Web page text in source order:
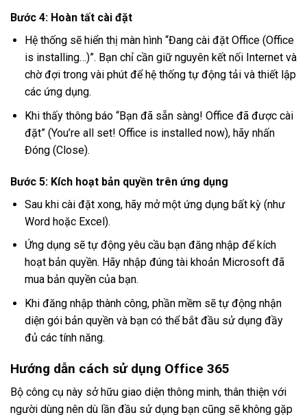
Bước 4: Hoàn tất cài đặt
Hệ thống sẽ hiển thị màn hình “Đang cài đặt Office (Office
is installing…)”. Bạn chỉ cần giữ nguyên kết nối Internet và
chờ đợi trong vài phút để hệ thống tự động tải và thiết lập
các ứng dụng.
Khi thấy thông báo “Bạn đã sẵn sàng! Office đã được cài
đặt” (You’re all set! Office is installed now), hãy nhấn
Đóng (Close).
Bước 5: Kích hoạt bản quyền trên ứng dụng
Sau khi cài đặt xong, hãy mở một ứng dụng bất kỳ (như
Word hoặc Excel).
Ứng dụng sẽ tự động yêu cầu bạn đăng nhập để kích
hoạt bản quyền. Hãy nhập đúng tài khoản Microsoft đã
mua bản quyền của bạn.
Khi đăng nhập thành công, phần mềm sẽ tự động nhận
diện gói bản quyền và bạn có thể bắt đầu sử dụng đầy
đủ các tính năng.
Hướng dẫn cách sử dụng Office 365
Bộ công cụ này sở hữu giao diện thông minh, thân thiện với
người dùng nên dù lần đầu sử dụng bạn cũng sẽ không gặp